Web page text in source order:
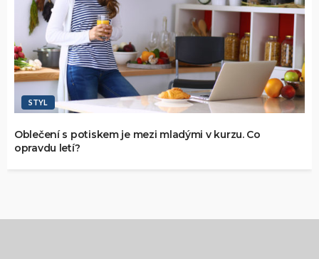
STYL
Oblečení s potiskem je mezi mladými v kurzu. Co
opravdu letí?